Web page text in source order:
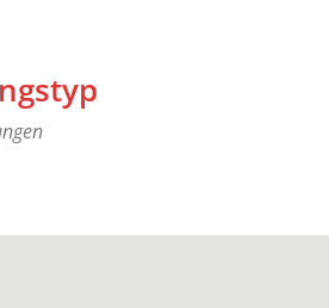
iCalendar